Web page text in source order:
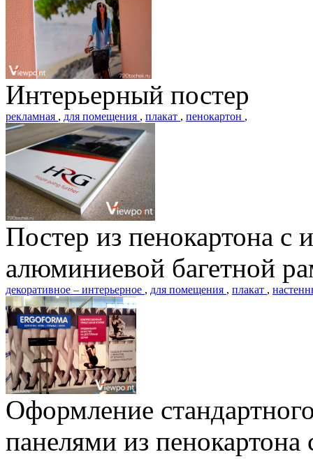
Интерьерный постер
рекламная , для помещения , плакат , пенокартон ,
Постер из пенокартона с
алюминиевой багетной
декоративное – интерьерное , для помещения , плакат ,
Оформление
панелями из